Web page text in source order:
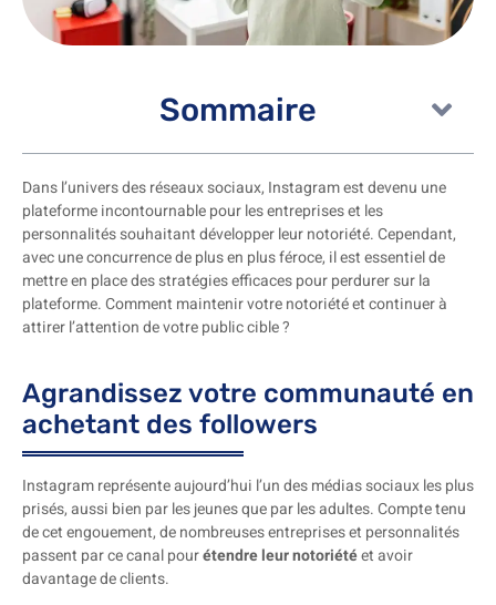
Sommaire
Dans l’univers des réseaux sociaux, Instagram est devenu une
plateforme incontournable pour les entreprises et les
personnalités souhaitant développer leur notoriété. Cependant,
avec une concurrence de plus en plus féroce, il est essentiel de
mettre en place des stratégies efficaces pour perdurer sur la
plateforme. Comment maintenir votre notoriété et continuer à
attirer l’attention de votre public cible ?
Agrandissez votre communauté en
achetant des followers
Instagram représente aujourd’hui l’un des médias sociaux les plus
prisés, aussi bien par les jeunes que par les adultes. Compte tenu
de cet engouement, de nombreuses entreprises et personnalités
passent par ce canal pourétendre leur notoriétéet avoir
davantage de clients.